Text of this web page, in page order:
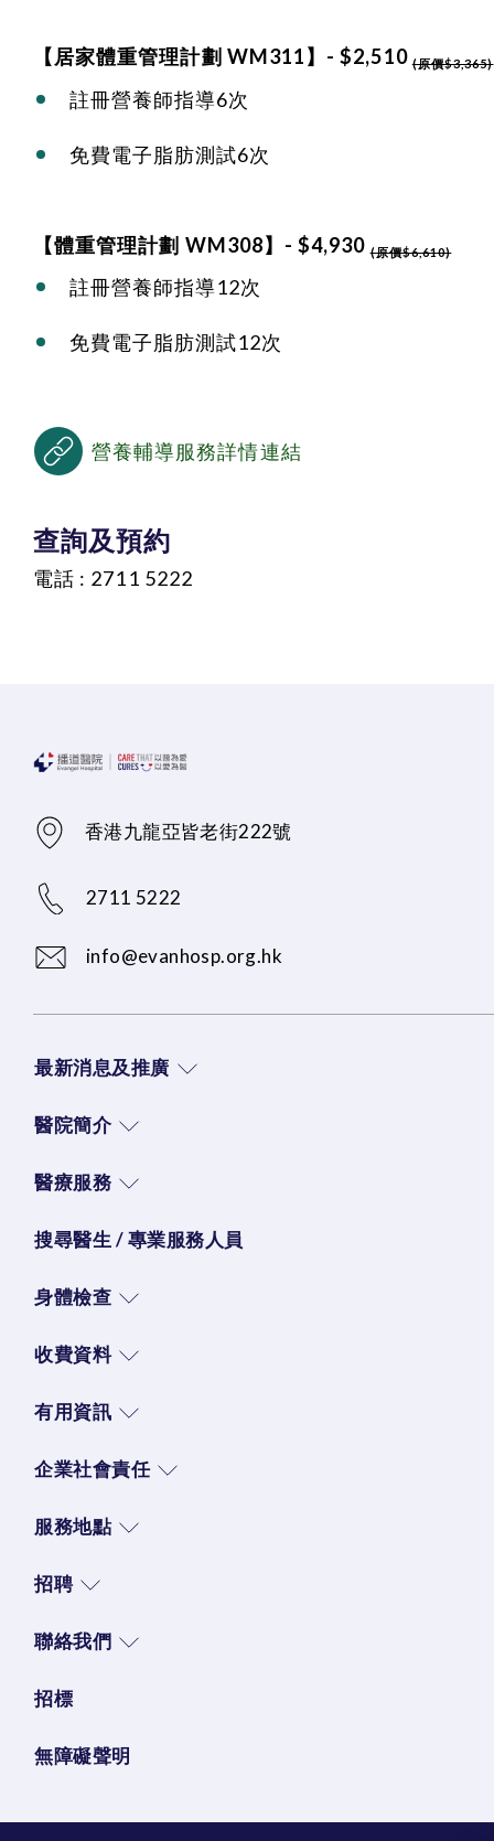
【居家體重管理計劃 WM311】- $2,510 (原價$3,365)
註冊營養師指導6次
免費電子脂肪測試6次
【體重管理計劃 WM308】- $4,930 (原價$6,610)
註冊營養師指導12次
免費電子脂肪測試12次
營養輔導服務詳情連結
查詢及預約
電話 : 2711 5222
香港九龍亞皆老街222號
2711 5222
info@evanhosp.org.hk
最新消息及推廣
醫院簡介
醫療服務
搜尋醫生 / 專業服務人員
身體檢查
收費資料
有用資訊
企業社會責任
服務地點
招聘
聯絡我們
招標
無障礙聲明